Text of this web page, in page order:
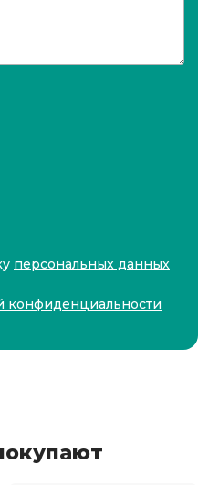
персональных данных
конфиденциальности